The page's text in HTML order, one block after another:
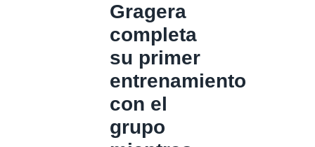
Gragera
completa
su primer
entrenamiento
con el
grupo